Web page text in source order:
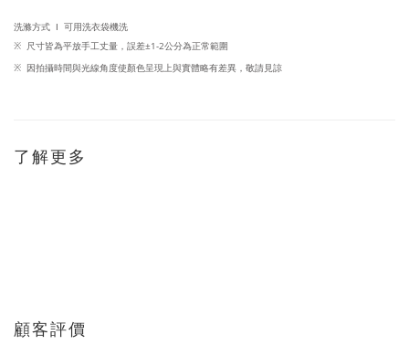
洗滌方式 I 可用洗衣袋機洗
※ 尺寸皆為平放手工丈量， 誤差±1-2公分為正常範圍
※ 因拍攝時間與光線角度使顏色呈現上與實體略有差異，敬請見諒
了解更多
顧客評價